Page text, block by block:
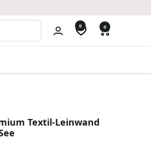
0 0
Textil-Leinwand